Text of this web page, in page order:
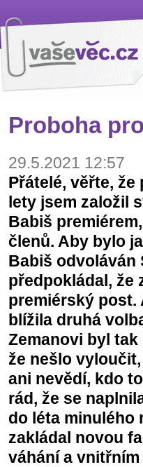
Proboha
29.5.2021 12:57
Přátelé, věřte,
lety jsem založil
Babiš
členů. Aby bylo
Babiš odvoláván
předpokládal, že
premiérský post.
blížila druhá
Zemanovi byl
že nešlo
ani nevědí, kdo
rád, že se
do léta minulého
zakládal novou
váhání a